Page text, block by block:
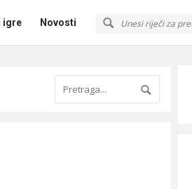
igre Novosti